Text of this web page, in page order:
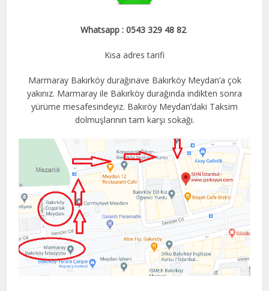
Whatsapp : 0543 329 48 82
Kısa adres tarifi
Marmaray Bakırköy durağınave Bakırköy Meydan’a çok
yakınız. Marmaray ile Bakırköy durağında indikten sonra
yürüme mesafesindeyiz. Bakıröy Meydan’daki Taksim
dolmuşlarının tam karşı sokağı.